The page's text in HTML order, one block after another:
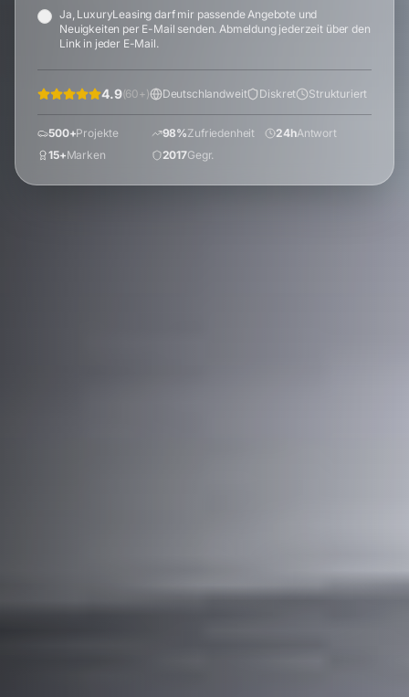
Ja, LuxuryLeasing darf mir passende Angebote und
Neuigkeiten per E-Mail senden. Abmeldung jederzeit über den
Link in jeder E-Mail.
4.9(60+) Deutschlandweit Diskret Strukturiert
500+Projekte 98%Zufriedenheit 24hAntwort
15+Marken 2017Gegr.